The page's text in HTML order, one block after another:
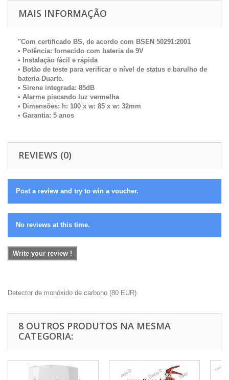
MAIS INFORMAÇÃO
"Com certificado BS, de acordo com BSEN 50291:2001
• Potência: fornecido com bateria de 9V
• Instalação fácil e rápida
• Botão de teste para verificar o nível de status e barulho de
bateria Duarte.
• Sirene integrada: 85dB
• Alarme piscando luz vermelha
• Dimensões: h: 100 x w: 85 x w: 32mm
• Garantia: 5 anos
REVIEWS (0)
Post a review and try to win a voucher.
No reviews at this time.
Write your review !
Detector de monóxido de carbono (80 EUR)
8 OUTROS PRODUTOS NA MESMA
CATEGORIA: